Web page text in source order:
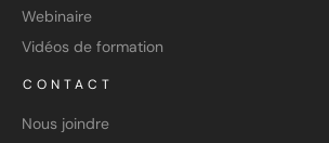
Webinaire
Vidéos de formation
CONTACT
Nous joindre